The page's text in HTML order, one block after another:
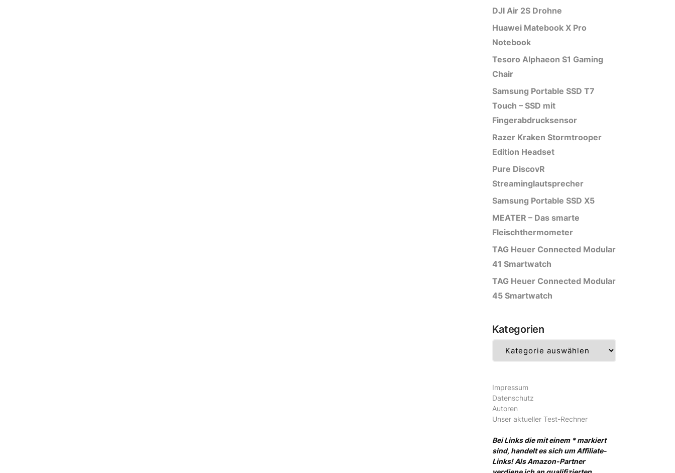
DJI Air 2S Drohne
Huawei Matebook X Pro
Notebook
Tesoro Alphaeon S1 Gaming
Chair
Samsung Portable SSD T7
Touch – SSD mit
Fingerabdrucksensor
Razer Kraken Stormtrooper
Edition Headset
Pure DiscovR
Streaminglautsprecher
Samsung Portable SSD X5
MEATER – Das smarte
Fleischthermometer
TAG Heuer Connected Modular
41 Smartwatch
TAG Heuer Connected Modular
45 Smartwatch
Kategorien
Impressum
Datenschutz
Autoren
Unser aktueller Test-Rechner
Bei Links die mit einem * markiert
sind, handelt es sich um Affiliate-
Links! Als Amazon-Partner